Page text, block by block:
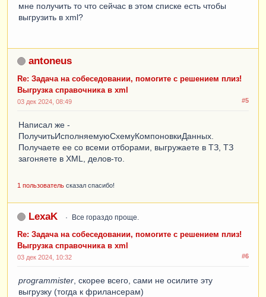
мне получить то что сейчас в этом списке есть чтобы
выгрузить в xml?
antoneus
Re: Задача на собеседовании, помогите с решением плиз!
Выгрузка справочника в xml
#5
03 дек 2024, 08:49
Написал же -
ПолучитьИсполняемуюСхемуКомпоновкиДанных.
Получаете ее со всеми отборами, выгружаете в ТЗ, ТЗ
загоняете в XML, делов-то.
1 пользователь сказал спасибо!
LexaK Все гораздо проще.
Re: Задача на собеседовании, помогите с решением плиз!
Выгрузка справочника в xml
#6
03 дек 2024, 10:32
programmister , скорее всего, сами не осилите эту
выгрузку (тогда к фрилансерам)